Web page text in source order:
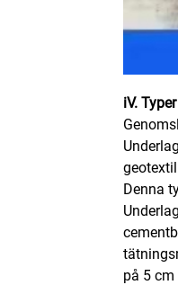
iV.
Denna
på 5 cm